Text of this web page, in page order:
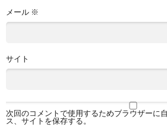
メール ※
サイト
次回のコメントで使用するためブラウザーに
ス、サイトを保存する。